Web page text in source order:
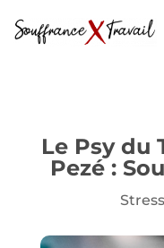
Le Psy du
Pezé :